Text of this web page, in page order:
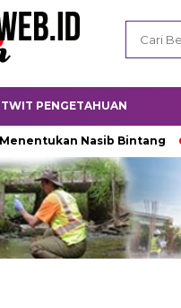
TWIT PENGETAHUAN
Nasib Bintang